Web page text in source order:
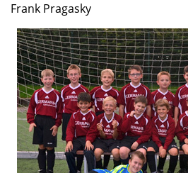
Frank Pragasky